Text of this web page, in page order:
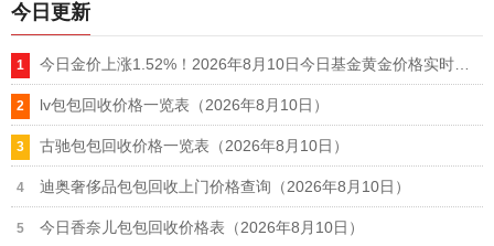
今日更新
lv包包回收价格一览表（2026年8月10日）
古驰包包回收价格一览表（2026年8月10日）
迪奥奢侈品包包回收上门价格查询（2026年8月10日）
今日香奈儿包包回收价格表（2026年8月10日）